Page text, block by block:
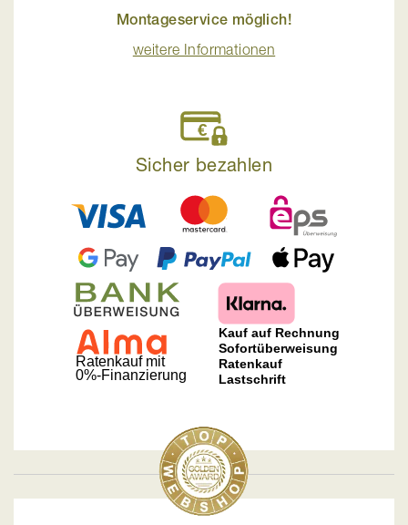
Montageservice möglich!
weitere Informationen
Sicher bezahlen